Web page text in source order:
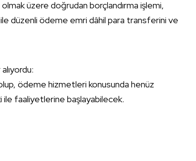
üzere doğrudan borçlandırma işlemi,
düzenli ödeme emri dâhil para transferini ve
ödeme hizmetleri konusunda henüz
faaliyetlerine başlayabilecek.